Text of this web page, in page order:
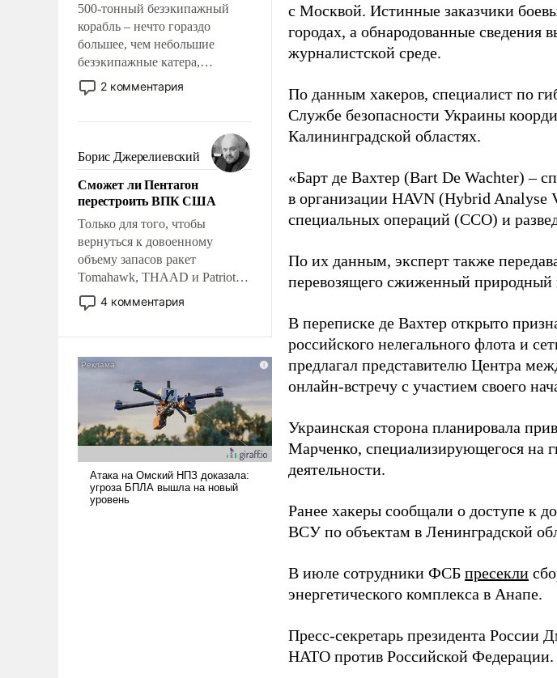
500-тонный безэкипажный
корабль – нечто гораздо
большее, чем небольшие
безэкипажные катера,
применение которых уже
стало обыденностью. Задача по
сложна и амбициозна. Однако
и ее реализация радикально
поднимет наши боевые
возможности.
2 комментария
Борис Джерелиевский
Сможет ли Пентагон
перестроить ВПК США
Только для того, чтобы
вернуться к довоенному
объему запасов ракет
Tomahawk, THAAD и Patriot
США потребуется более трех
лет. Даже небольшая война с
Сложившаяся ситуация
означает многолетний период
уязвимости США, например,
перед Китаем.
4 комментария
с Москвой. Истинные заказчики
городах, а обнародованные сведения
журналистской среде.
По данным хакеров, специалист по
Службе безопасности Украины
Калининградской областях.
«Барт де Вахтер (Bart De Wachter) –
в организации HAVN (Hybrid Analyse
специальных операций (ССО) и
По их данным, эксперт также
перевозящего сжиженный природный
В переписке де Вахтер открыто
российского нелегального флота и
предлагал представителю Центра
онлайн-встречу с участием своего
Украинская сторона планировала
Марченко, специализирующегося на
деятельности.
Ранее хакеры сообщали о доступе к
ВСУ по объектам в Ленинградской
В июле сотрудники ФСБ пресекли
энергетического комплекса в Анапе.
Пресс-секретарь президента России
НАТО против Российской Федерации.